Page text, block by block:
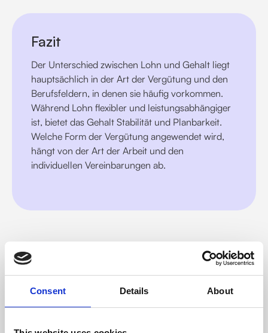
Consent Details About
Fazit
Der Unterschied zwischen Lohn und Gehalt liegt
hauptsächlich in der Art der Vergütung und den
Berufsfeldern, in denen sie häufig vorkommen.
Während Lohn flexibler und leistungsabhängiger
ist, bietet das Gehalt Stabilität und Planbarkeit.
Welche Form der Vergütung angewendet wird,
hängt von der Art der Arbeit und den
individuellen Vereinbarungen ab.
Über uns